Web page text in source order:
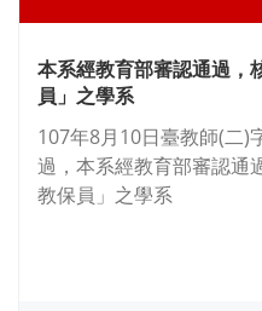
本系經教育部審認通過，
員」之學系
107年8月10日臺教師(二)
過，本系經教育部審認通
教保員」之學系